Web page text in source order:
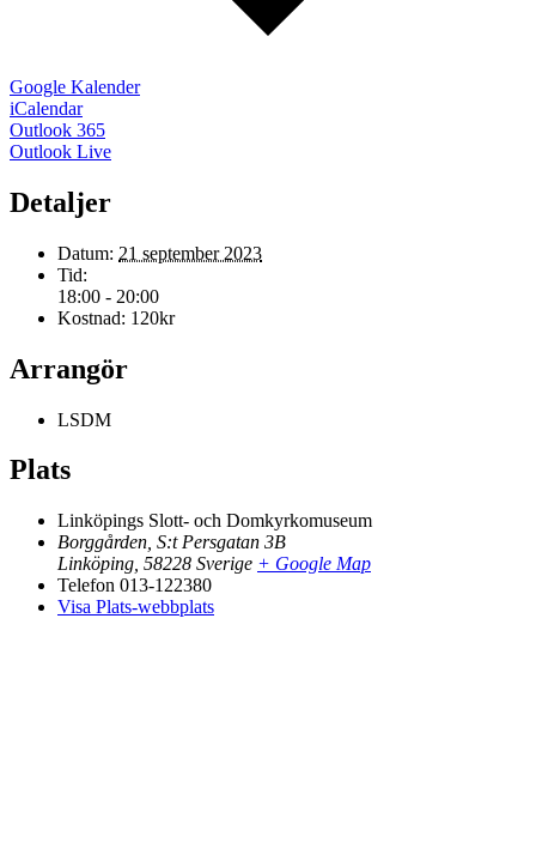
Google Kalender
iCalendar
Outlook 365
Outlook Live
Detaljer
Datum: 21 september 2023
Tid:
18:00 - 20:00
Kostnad: 120kr
Arrangör
LSDM
Plats
Linköpings Slott- och Domkyrkomuseum
Borggården, S:t Persgatan 3B
Linköping 58228 Sverige + Google Map
Telefon 013-122380
Visa Plats-webbplats